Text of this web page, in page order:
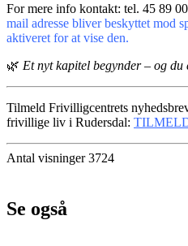
For mere info kontakt: tel. 45 89
mail adresse bliver beskyttet mod
aktiveret for at vise den.
🌿 Et nyt kapitel begynder – og du
Tilmeld Frivilligcentrets
frivillige liv i Rudersdal:
Antal visninger 3724
Se også